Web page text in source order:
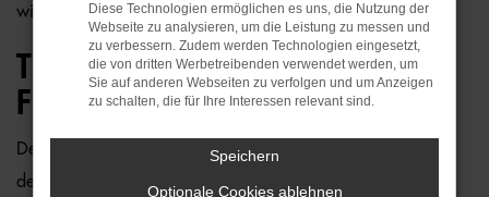
wichtig ist.
TECHNOLOGIE UND
FUNKTIONSWEISE:
Der Bremskraftverstärker nutzt meist einen Unterdruck aus
dem Motor, um den Bremsvorgang zu unterstützen. Der
Diese Technologien ermöglichen es uns, die Nutzung der
Webseite zu analysieren, um die Leistung zu messen und
zu verbessern. Zudem werden Technologien eingesetzt,
die von dritten Werbetreibenden verwendet werden, um
Sie auf anderen Webseiten zu verfolgen und um Anzeigen
zu schalten, die für Ihre Interessen relevant sind.
Speichern
Optionale Cookies ablehnen